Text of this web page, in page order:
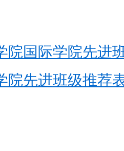
院国际学院先进
院先进班级推荐